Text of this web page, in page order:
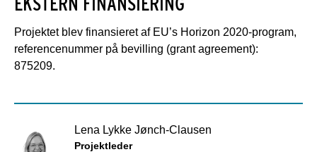
Projektet blev finansieret af EU’s Horizon 2020-program,
referencenummer på bevilling (grant agreement):
875209.
Lena Lykke Jønch-Clausen
Projektleder